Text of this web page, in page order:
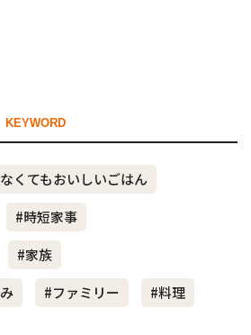
KEYWORD
くてもおいしいごはん
#時短家事
#家族
#ファミリー #料理